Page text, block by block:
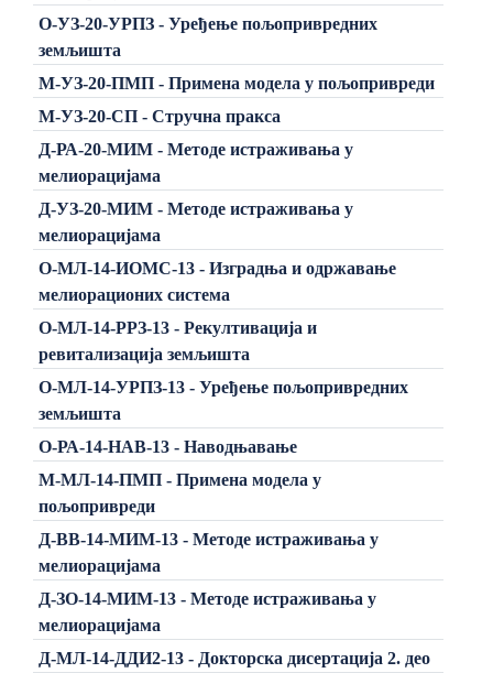
О-УЗ-20-УРПЗ - Уређење пољопривредних
земљишта
М-УЗ-20-ПМП - Примена модела у пољопривреди
М-УЗ-20-СП - Стручна пракса
Д-РА-20-МИМ - Методе истраживања у
мелиорацијама
Д-УЗ-20-МИМ - Методе истраживања у
мелиорацијама
О-МЛ-14-ИОМС-13 - Изградња и одржавање
мелиорационих система
О-МЛ-14-РРЗ-13 - Рекултивација и
ревитализација земљишта
О-МЛ-14-УРПЗ-13 - Уређење пољопривредних
земљишта
О-РА-14-НАВ-13 - Наводњавање
М-МЛ-14-ПМП - Примена модела у
пољопривреди
Д-ВВ-14-МИМ-13 - Методе истраживања у
мелиорацијама
Д-ЗО-14-МИМ-13 - Методе истраживања у
мелиорацијама
Д-МЛ-14-ДДИ2-13 - Докторска дисертација 2. део